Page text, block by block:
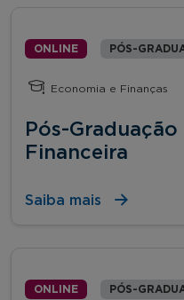
ONLINE PÓS-
Economia e Finanças
Pós-
Financeira
Saiba mais
ONLINE PÓS-